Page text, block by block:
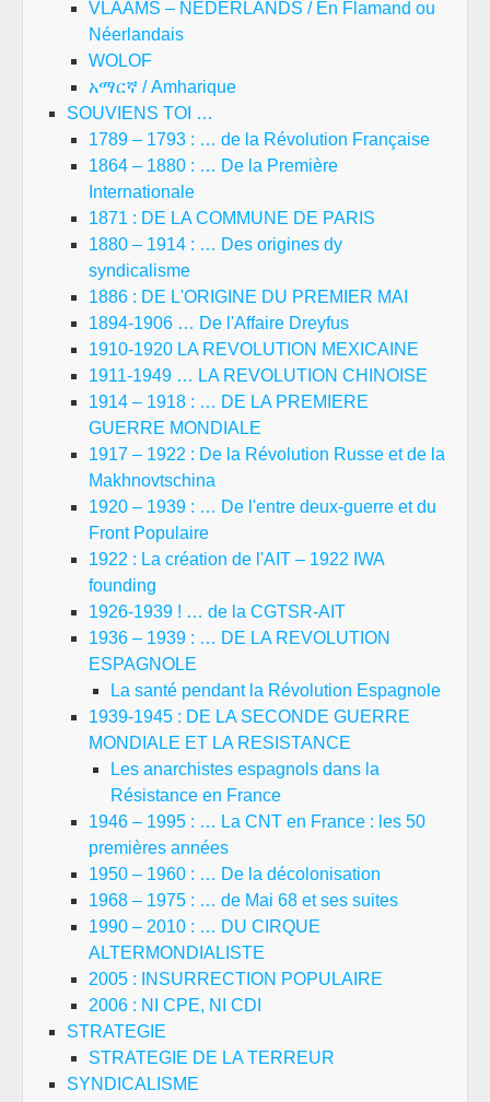
VLAAMS – NEDERLANDS / En Flamand ou
Néerlandais
WOLOF
አማርኛ / Amharique
SOUVIENS TOI …
1789 – 1793 : … de la Révolution Française
1864 – 1880 : … De la Première
Internationale
1871 : DE LA COMMUNE DE PARIS
1880 – 1914 : … Des origines dy
syndicalisme
1886 : DE L'ORIGINE DU PREMIER MAI
1894-1906 … De l'Affaire Dreyfus
1910-1920 LA REVOLUTION MEXICAINE
1911-1949 … LA REVOLUTION CHINOISE
1914 – 1918 : … DE LA PREMIERE
GUERRE MONDIALE
1917 – 1922 : De la Révolution Russe et de la
Makhnovtschina
1920 – 1939 : … De l'entre deux-guerre et du
Front Populaire
1922 : La création de l'AIT – 1922 IWA
founding
1926-1939 ! … de la CGTSR-AIT
1936 – 1939 : … DE LA REVOLUTION
ESPAGNOLE
La santé pendant la Révolution Espagnole
1939-1945 : DE LA SECONDE GUERRE
MONDIALE ET LA RESISTANCE
Les anarchistes espagnols dans la
Résistance en France
1946 – 1995 : … La CNT en France : les 50
premières années
1950 – 1960 : … De la décolonisation
1968 – 1975 : … de Mai 68 et ses suites
1990 – 2010 : … DU CIRQUE
ALTERMONDIALISTE
2005 : INSURRECTION POPULAIRE
2006 : NI CPE, NI CDI
STRATEGIE
STRATEGIE DE LA TERREUR
SYNDICALISME